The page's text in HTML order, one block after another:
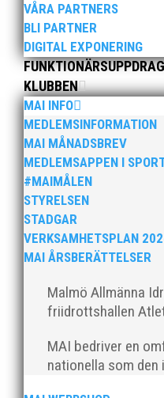
VÅRA PARTNERS
BLI PARTNER
DIGITAL EXPONERING
FUNKTIONÄRSUPPDRAG
KLUBBEN
MAI INFO
MEDLEMSINFORMATION
MAI MÅNADSBREV
MEDLEMSAPPEN I
#MAIMÅLEN
STYRELSEN
STADGAR
VERKSAMHETSPLAN
MAI ÅRSBERÄTTELSER
Malmö Allmänna
friidrottshallen
MAI bedriver en
nationella som
I sommar
och mellanmål i
Över hundra